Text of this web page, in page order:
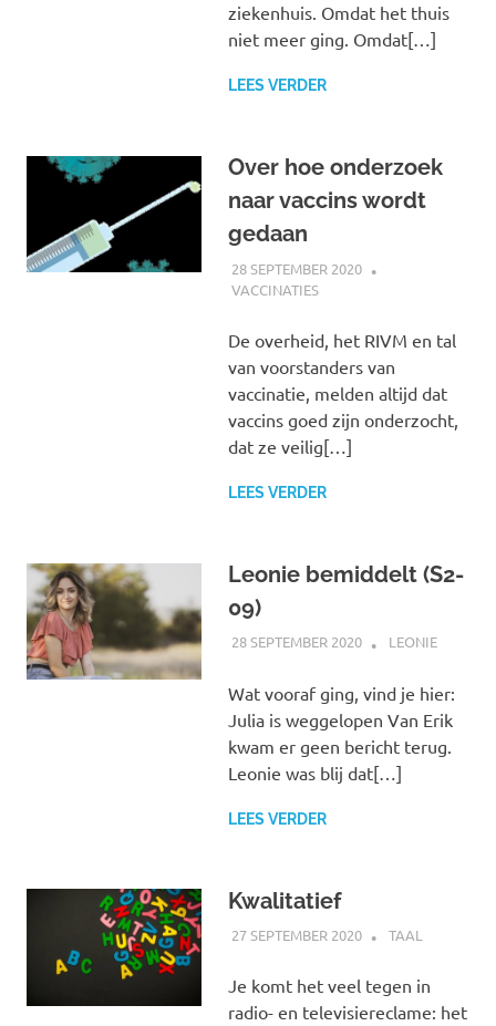
ziekenhuis. Omdat het thuis
niet meer ging. Omdat[…]
LEES VERDER
Over hoe onderzoek
naar vaccins wordt
gedaan
28 SEPTEMBER 2020
VACCINATIES
De overheid, het RIVM en tal
van voorstanders van
vaccinatie, melden altijd dat
vaccins goed zijn onderzocht,
dat ze veilig[…]
LEES VERDER
Leonie bemiddelt (S2-
09)
28 SEPTEMBER 2020 MARJOLEIN
LEONIE
Wat vooraf ging, vind je hier:
Julia is weggelopen Van Erik
kwam er geen bericht terug.
Leonie was blij dat[…]
LEES VERDER
Kwalitatief
27 SEPTEMBER 2020 MARJOLEIN
TAAL
Je komt het veel tegen in
radio- en televisiereclame: het